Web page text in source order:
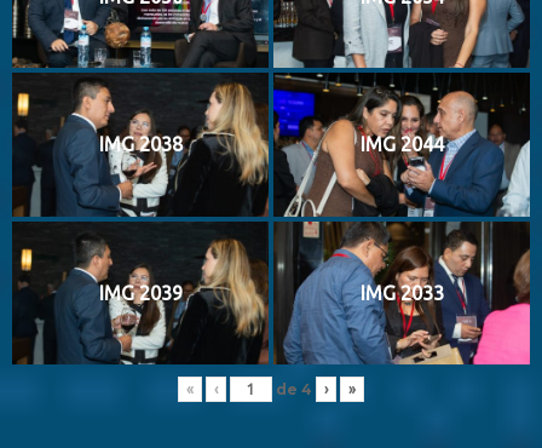
IMG 2038 IMG 2044
IMG 2039 IMG 2033
« ‹ de 4 › »